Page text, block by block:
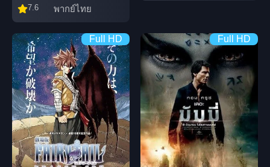
7.6 พากย์ไทย
Full HD Full HD